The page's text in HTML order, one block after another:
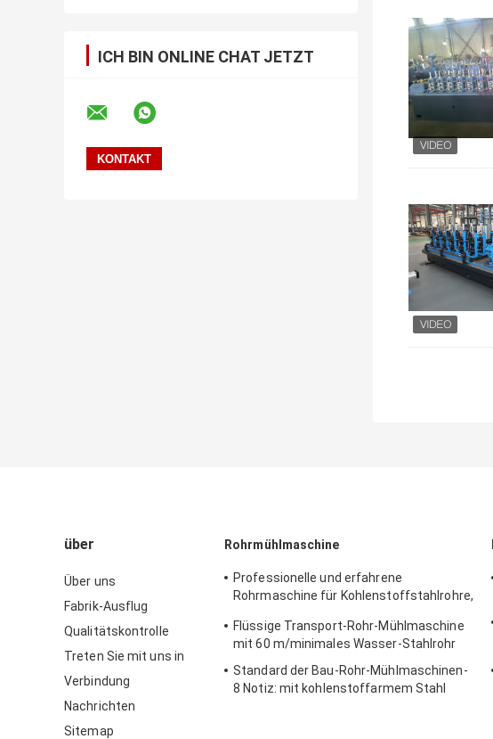
ICH BIN ONLINE CHAT JETZT
über
Über uns
Fabrik-Ausflug
Qualitätskontrolle
Treten Sie mit uns in
Verbindung
Nachrichten
Sitemap
Rohrmühlmaschine
Professionelle und erfahrene
Rohrmaschine für Kohlenstoffstahlrohre,
Flüssige Transport-Rohr-Mühlmaschine
mit 60 m/minimales Wasser-Stahlrohr
Standard der Bau-Rohr-Mühlmaschinen-
8 Notiz: mit kohlenstoffarmem Stahl